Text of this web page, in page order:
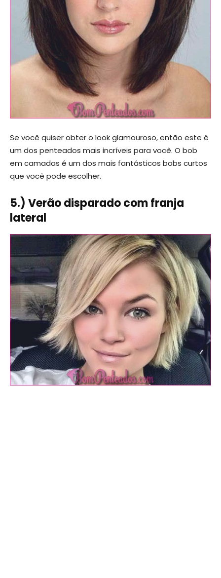
Se você quiser obter o look glamouroso, então este é
um dos penteados mais incríveis para você. O bob
em camadas é um dos mais fantásticos bobs curtos
que você pode escolher.
5.) Verão disparado com franja
lateral